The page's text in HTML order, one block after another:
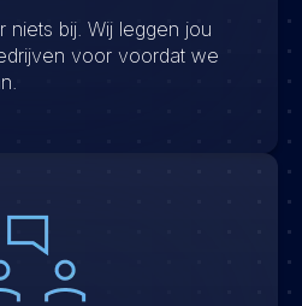
niets bij. Wij leggen jou
voor voordat we